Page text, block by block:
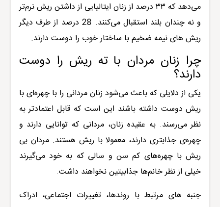
می‌دهد که ۳۳ درصد از زنان ایتالیایی از داشتن ریش نرم‌تر
و نه چندان بلند استقبال می‌کنند. 28 درصد از طرف دیگر
ریش های نیمه ضخیم با ساختار خوب را دوست دارند.
چرا زنان مردان با ته ریش را دوست
دارند؟
یکی از دلایلی که باعث می‌شود زنان مردانی را با چهره‌ای با
ریش دوست داشته باشند این است که قابل اعتمادتر به
نظر می‌رسند. به عقیده زنان، مردانی که توانایی دارند و
چهره‌ی جذابتری دارند، معمولا با ریش هستند. مردان بی
ریش با چهره‌های کم سن و سالی که به خود می‌گیرند
خیلی از نظر خانم‌ها جذابیتین نخواهند داشت.
جنبه های مرتبط با روندها، تغییرات اجتماعی، ادراک